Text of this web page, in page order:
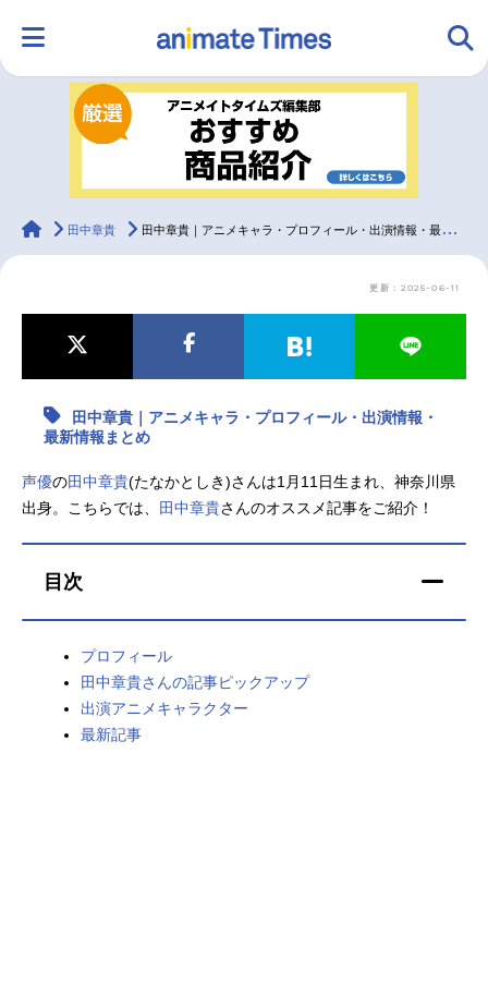
ランキング アニメ
ラジオ みんなの声 グッズ
最新記事一覧
アニメ記事一覧 声優記事一覧
今期アニメ曜日別一覧
春アニメ 夏アニメ
秋アニメ
男性声優/女性声優一覧
animateTimes
田中章貴 田中章貴｜アニメキャラ・プロフィール・出演情報・最新情報まとめ
更新：2025-06-11
田中章貴｜アニメキャラ・プロフィール・出演情報・
最新情報まとめ
声優の田中章貴(たなかとしき)さんは1月11日生まれ、神奈川県
出身。こちらでは、
田中章貴さんのオススメ記事をご紹介！
目次
プロフィール
田中章貴さんの記事ピックアップ
出演アニメキャラクター
最新記事